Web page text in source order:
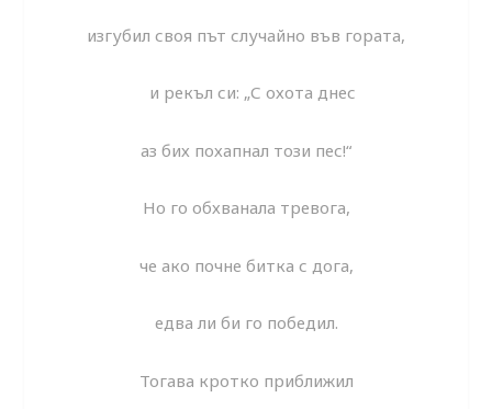
изгубил своя път случайно във гората,
и рекъл си: „С охота днес
аз бих похапнал този пес!“
Но го обхванала тревога,
че ако почне битка с дога,
едва ли би го победил.
Тогава кротко приближил